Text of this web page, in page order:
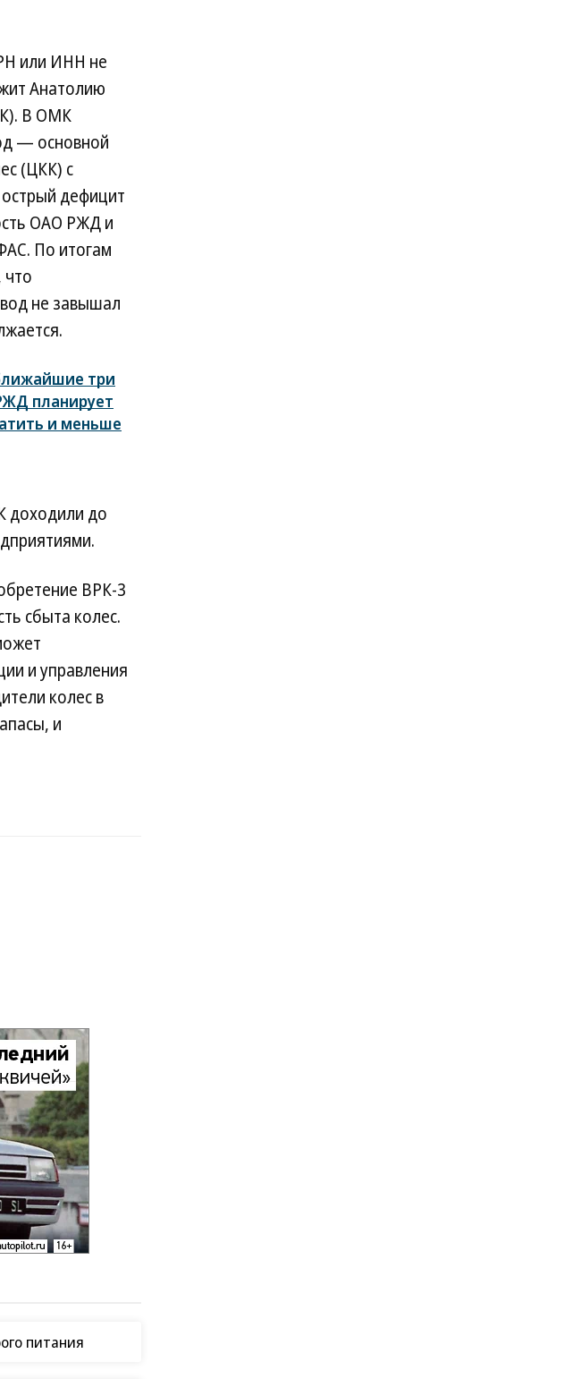
или ИНН не
Анатолию
В ОМК
— основной
(ЦКК) с
дефицит
ОАО РЖД и
По итогам
что
не завышал
три
планирует
и меньше
доходили до
ВРК-3
сбыта колес.
и управления
колес в
и
питания